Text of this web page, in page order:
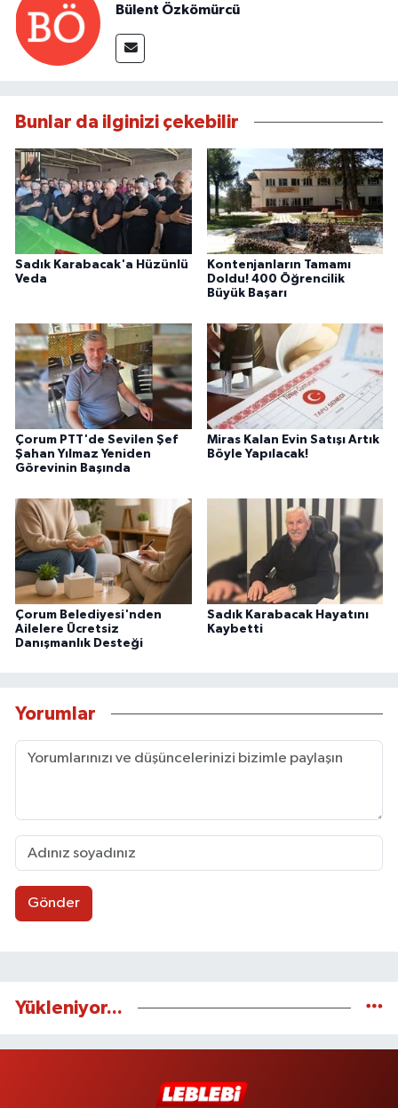
Bülent Özkömürcü
Bunlar da ilginizi çekebilir
Sadık Karabacak'a Hüzünlü
Veda
Kontenjanların Tamamı
Doldu! 400 Öğrencilik
Büyük Başarı
Çorum PTT'de Sevilen Şef
Şahan Yılmaz Yeniden
Görevinin Başında
Miras Kalan Evin Satışı Artık
Böyle Yapılacak!
Çorum Belediyesi'nden
Ailelere Ücretsiz
Danışmanlık Desteği
Sadık Karabacak Hayatını
Kaybetti
Yorumlar
Gönder
Yükleniyor...